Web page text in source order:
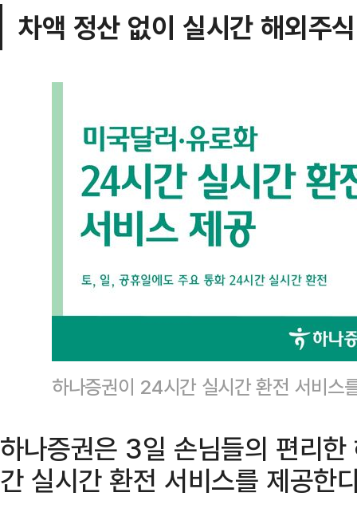
차액 정산 없이 실시간 해외주
하나증권이 24시간 실시간 환전 서비
하나증권은 3일 손님들의 편리
간 실시간 환전 서비스를 제공한